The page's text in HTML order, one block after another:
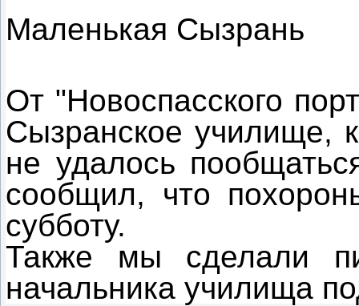
Маленькая Сызрань
От "Новоспасского
Сызранское училище,
не удалось
сообщил, что
субботу.
Также мы сделали
начальника училища